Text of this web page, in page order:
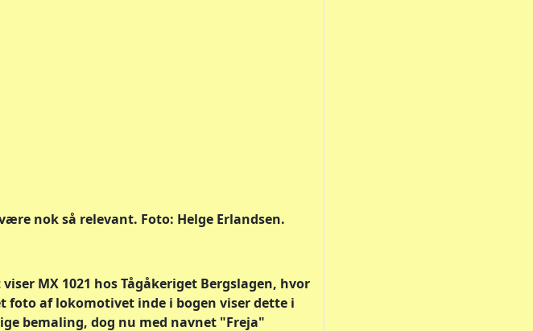
nok så relevant. Foto: Helge Erlandsen.
MX 1021 hos Tågåkeriget Bergslagen, hvor
foto af lokomotivet inde i bogen viser dette i
bemaling, dog nu med navnet "Freja"